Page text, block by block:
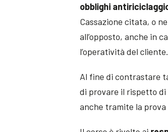
obblighi
Cassazione citata, o
all’opposto, anche in
l’operatività del cliente.
Al fine di contrastare
di provare il rispetto di
anche tramite la prova